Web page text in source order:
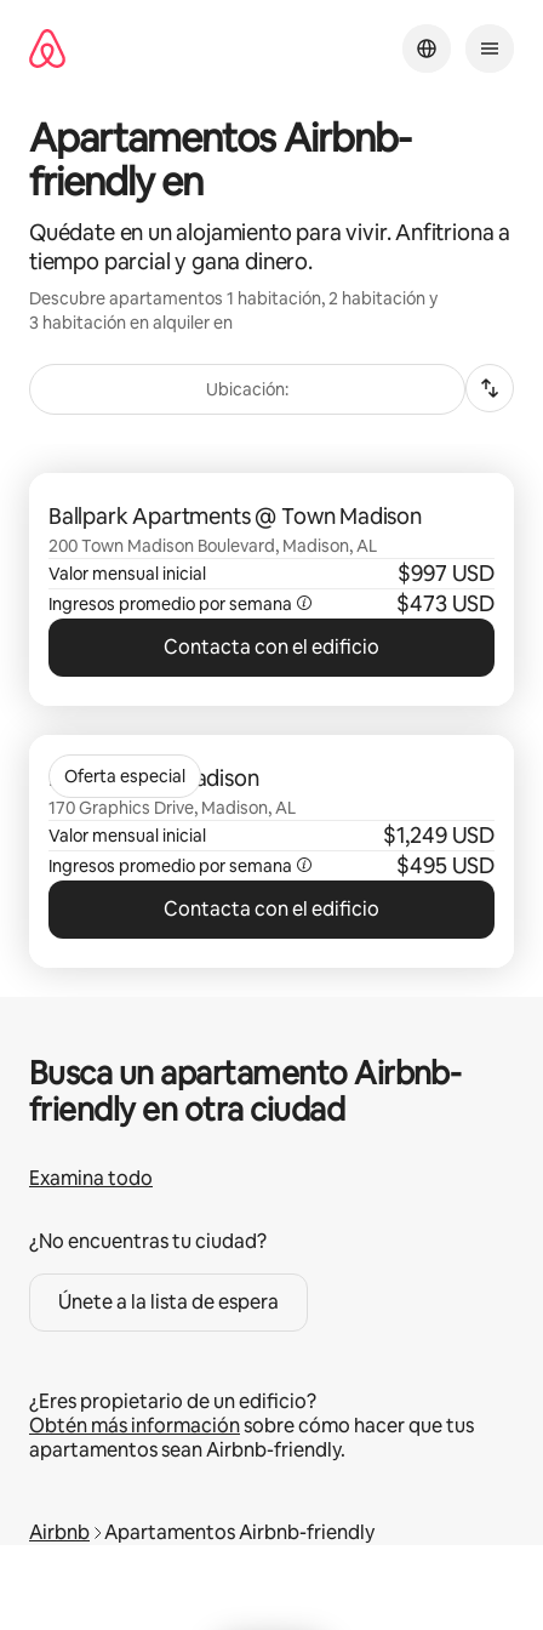
contenido
Apartamentos Airbnb-
friendly en
Quédate en un alojamiento para vivir. Anfitriona a
tiempo parcial y gana dinero.
Descubre apartamentos 1 habitación, 2 habitación y
3 habitación en alquiler en
Ubicación:
Ballpark Apartments @ Town Madison
200 Town Madison Boulevard, Madison, AL
Valor mensual inicial
$997 USD
Ingresos promedio por semana $473 USD
Contacta con el edificio
Oferta especial
Livano Town Madison
170 Graphics Drive, Madison, AL
Valor mensual inicial
$1,249 USD
Ingresos promedio por semana $495 USD
Contacta con el edificio
Busca un apartamento Airbnb-
friendly en otra ciudad
Examina todo
¿No encuentras tu ciudad?
Únete a la lista de espera
¿Eres propietario de un edificio?
Obtén más informaciónsobre cómo hacer que tus
apartamentos sean Airbnb-friendly.
Airbnb Apartamentos Airbnb-friendly